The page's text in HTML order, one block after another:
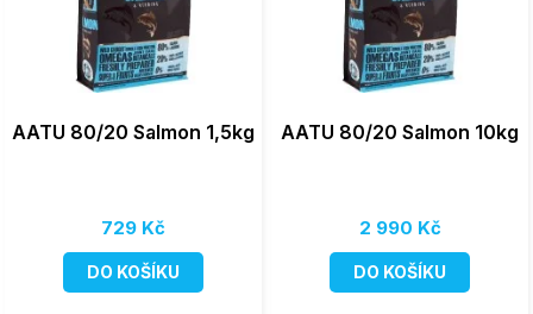
AATU 80/20 Salmon 1,5kg
729 Kč
DO KOŠÍKU
AATU 80/20 Salmon 10kg
2 990 Kč
DO KOŠÍKU